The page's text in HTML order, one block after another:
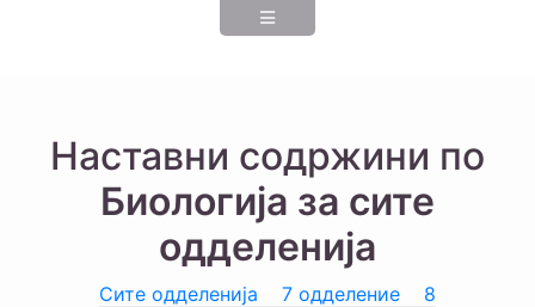
Наставни содржини по
Биологија за сите
одделенија
Сите одделенија 7 одделение
8